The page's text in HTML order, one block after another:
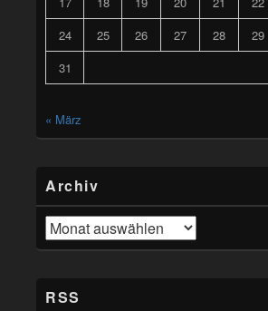
24
25 26 27 28 29
31
« März
Archiv
Archiv
RSS